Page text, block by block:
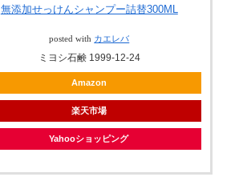
無添加せっけんシャンプー詰替300ML
posted with カエレバ
ミヨシ石鹸 1999-12-24
Amazon
楽天市場
Yahooショッピング